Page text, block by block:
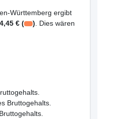
Württemberg ergibt
€ ( ) . Dies wären
Bruttogehalts.